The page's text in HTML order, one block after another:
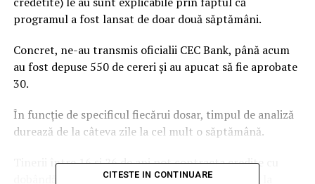
programul a fost lansat de doar două săptămâni.
Concret, ne-au transmis oficialii CEC Bank, până acum
au fost depuse 550 de cereri şi au apucat să fie aprobate
30.
În funcţie de specificul fiecărui dosar, timpul de analiză
durează de la câteva zile la cel mult o săptămână.
Tinerii între 16 şi 26 de ani pot contracta credite cu
dobândă suportată de la bugetul de stat de până la
CITESTE IN CONTINUARE